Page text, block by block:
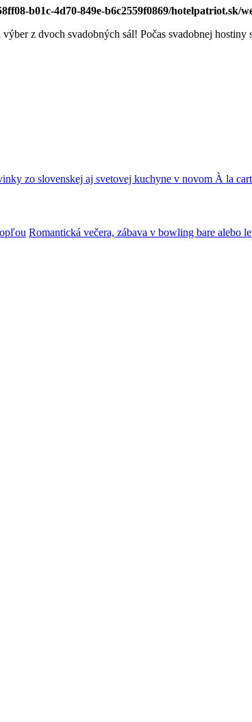
b01c-4d70-849e-b6c2559f0869/hotelpatriot.sk/
z dvoch svadobných sál! Počas svadobnej
zo slovenskej aj svetovej kuchyne v novom À la
Romantická večera, zábava v bowling bare alebo